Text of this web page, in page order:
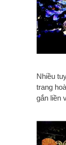
Nhiều
trang
gắn liền